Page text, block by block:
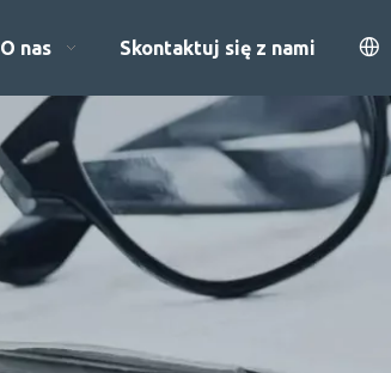
O nas Skontaktuj się z nami